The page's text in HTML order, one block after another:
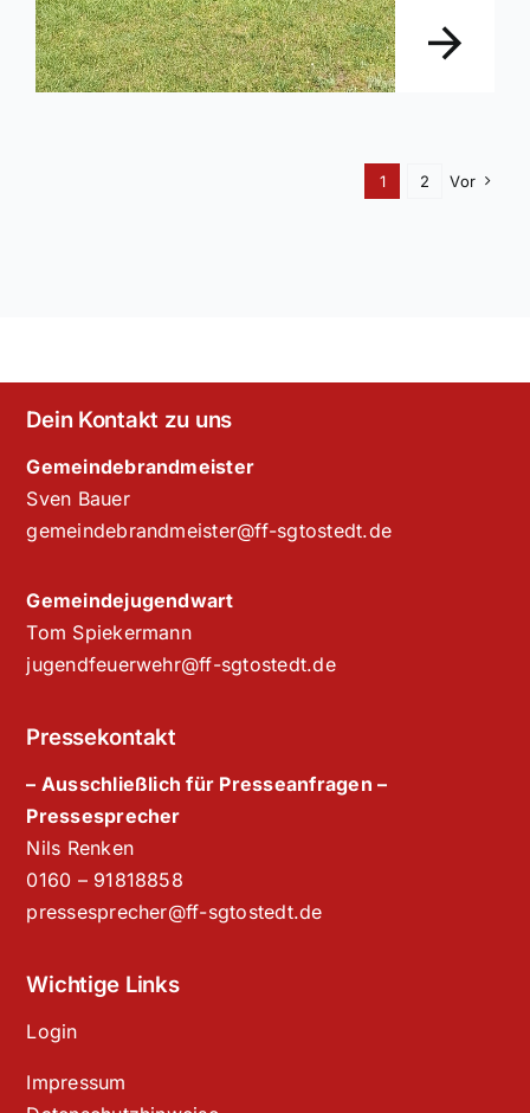
1 2 Vor
Dein Kontakt zu uns
Gemeindebrandmeister
Sven Bauer
gemeindebrandmeister@ff-sgtostedt.de
Gemeindejugendwart
Tom Spiekermann
jugendfeuerwehr@ff-sgtostedt.de
Pressekontakt
– Ausschließlich für Presseanfragen –
Pressesprecher
Nils Renken
‭0160 – 91818858‬
pressesprecher@ff-sgtostedt.de
Wichtige Links
Login
Impressum